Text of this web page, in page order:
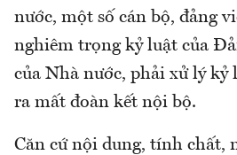
nước, một số cán bộ, đảng
nghiêm trọng kỷ luật của
của Nhà nước, phải xử lý kỷ
ra mất đoàn kết nội bộ.
Căn cứ nội dung, tính chất,